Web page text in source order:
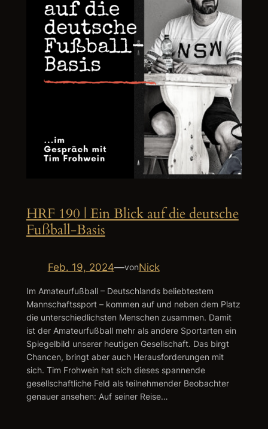
HRF 190 | Ein Blick auf die deutsche
Fußball-Basis
Feb. 19, 2024—vonNick
Im Amateurfußball – Deutschlands beliebtestem
Mannschaftssport – kommen auf und neben dem Platz
die unterschiedlichsten Menschen zusammen. Damit
ist der Amateurfußball mehr als andere Sportarten ein
Spiegelbild unserer heutigen Gesellschaft. Das birgt
Chancen, bringt aber auch Herausforderungen mit
sich. Tim Frohwein hat sich dieses spannende
gesellschaftliche Feld als teilnehmender Beobachter
genauer ansehen: Auf seiner Reise…